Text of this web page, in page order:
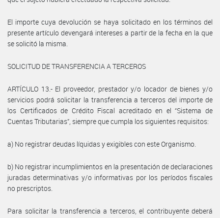
El importe cuya devolución se haya solicitado en los términos del
presente artículo devengará intereses a partir de la fecha en la que
se solicitó la misma.
SOLICITUD DE TRANSFERENCIA A TERCEROS
ARTÍCULO 13.- El proveedor, prestador y/o locador de bienes y/o
servicios podrá solicitar la transferencia a terceros del importe de
los Certificados de Crédito Fiscal acreditado en el “Sistema de
Cuentas Tributarias”, siempre que cumpla los siguientes requisitos:
a) No registrar deudas líquidas y exigibles con este Organismo.
b) No registrar incumplimientos en la presentación de declaraciones
juradas determinativas y/o informativas por los períodos fiscales
no prescriptos.
Para solicitar la transferencia a terceros, el contribuyente deberá